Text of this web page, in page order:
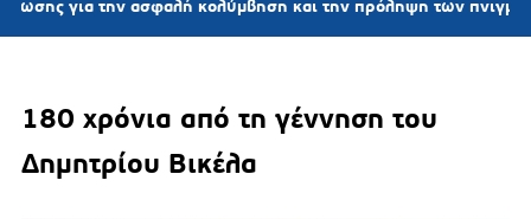
την ασφαλή κολύμβηση και την πρόληψη των πνιγμών
180 χρόνια από τη γέννηση του
Δημητρίου Βικέλα